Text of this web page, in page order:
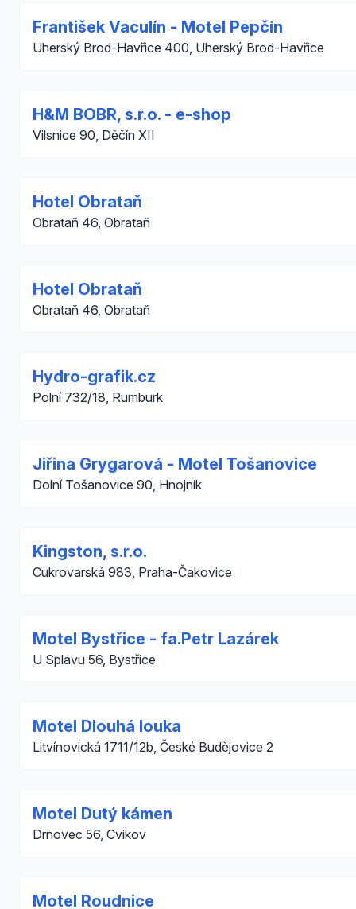
František Vaculín - Motel Pepčín
Uherský Brod-Havřice 400, Uherský Brod-Havřice
H&M BOBR, s.r.o. - e-shop
Vilsnice 90, Děčín XII
Hotel Obrataň
Obrataň 46, Obrataň
Hotel Obrataň
Obrataň 46, Obrataň
Hydro-grafik.cz
Polní 732/18, Rumburk
Jiřina Grygarová - Motel Tošanovice
Dolní Tošanovice 90, Hnojník
Kingston, s.r.o.
Cukrovarská 983, Praha-Čakovice
Motel Bystřice - fa.Petr Lazárek
U Splavu 56, Bystřice
Motel Dlouhá louka
Litvínovická 1711/12b, České Budějovice 2
Motel Dutý kámen
Drnovec 56, Cvikov
Motel Roudnice